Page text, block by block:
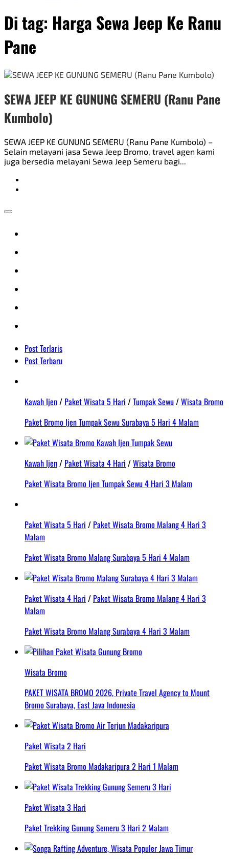
Di tag: Harga Sewa Jeep Ke Ranu
Pane
SEWA JEEP KE GUNUNG SEMERU (Ranu Pane
Kumbolo)
SEWA JEEP KE GUNUNG SEMERU (Ranu Pane Kumbolo) –
Selain melayani jasa Sewa Jeep Bromo, travel agen kami
juga bersedia melayani Sewa Jeep Semeru bagi...
Post Terlaris
Post Terbaru
Kawah Ijen/ Paket Wisata 5 Hari /Tumpak Sewu/Wisata Bromo
Paket Bromo Ijen Tumpak Sewu Surabaya 5 Hari 4 Malam
Kawah Ijen/ Paket Wisata 4 Hari /Wisata Bromo
Paket Wisata Bromo Ijen Tumpak Sewu 4 Hari 3 Malam
Paket Wisata 5 Hari / Paket Wisata Bromo Malang 4 Hari 3
Malam
Paket Wisata Bromo Malang Surabaya 5 Hari 4 Malam
Paket Wisata 4 Hari / Paket Wisata Bromo Malang 4 Hari 3
Malam
Paket Wisata Bromo Malang Surabaya 4 Hari 3 Malam
Wisata Bromo
PAKET WISATA BROMO 2026, Private Travel Agency to Mount
Bromo Surabaya, East Java Indonesia
Paket Wisata 2 Hari
Paket Wisata Bromo Madakaripura 2 Hari 1 Malam
Paket Wisata 3 Hari
Paket Trekking Gunung Semeru 3 Hari 2 Malam